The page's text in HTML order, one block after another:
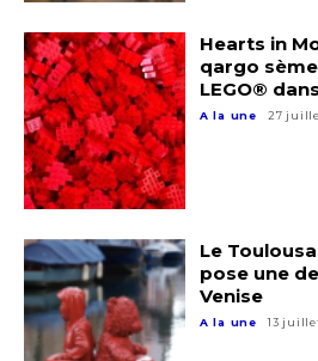
J'accepte lestermes et
* Champ obligatoire
Nom
Prénom
Statut / Organisation
J'accepte lestermes et
Hearts in
qargo
LEGO®
A la une 27
Le
pose une
Venise
A la une 13